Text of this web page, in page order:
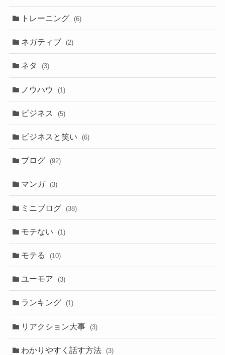
トレーニング (6)
ネガティブ (2)
ネタ (3)
ノウハウ (1)
ビジネス (5)
ビジネスと笑い (6)
ブログ (92)
マンガ (3)
ミニブログ (38)
モテない (1)
モテる (10)
ユーモア (3)
ランキング (1)
リアクション大事 (3)
わかりやすく話す方法 (3)